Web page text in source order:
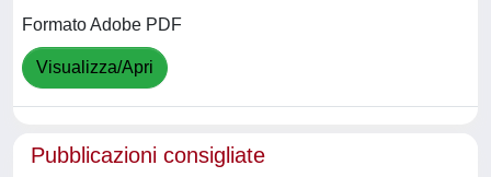
Formato Adobe PDF
Visualizza/Apri
Pubblicazioni consigliate